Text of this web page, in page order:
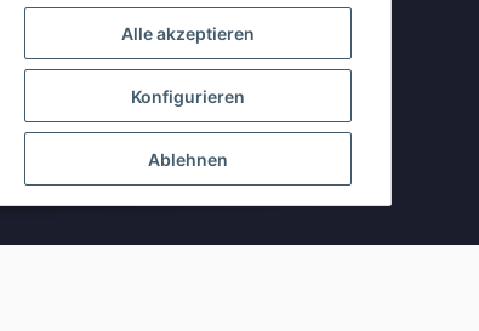
Alle akzeptieren
Konfigurieren
Ablehnen